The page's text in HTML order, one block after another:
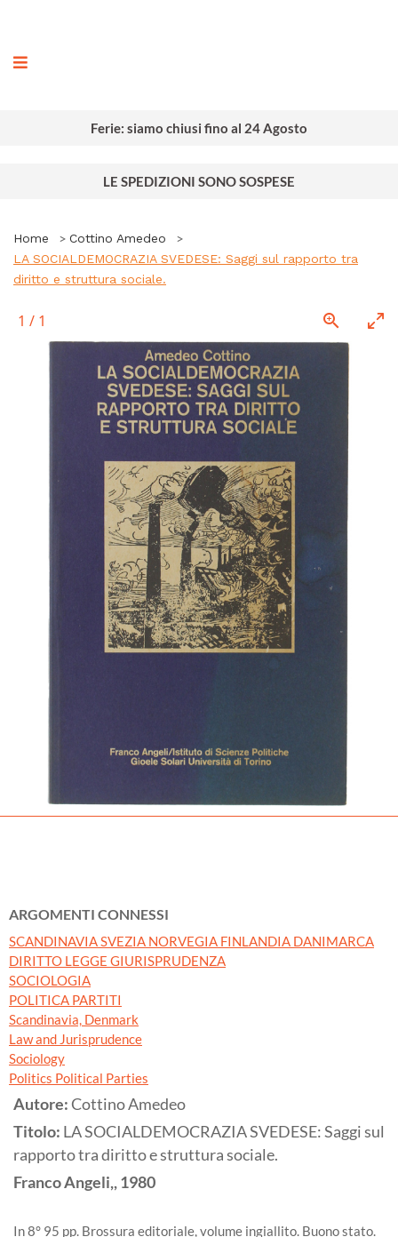
Ferie: siamo chiusi fino al 24 Agosto
LE SPEDIZIONI SONO SOSPESE
Home
Cottino Amedeo
LA SOCIALDEMOCRAZIA SVEDESE: Saggi sul rapporto tra
diritto e struttura sociale.
1 / 1
ARGOMENTI CONNESSI
SCANDINAVIA SVEZIA NORVEGIA FINLANDIA DANIMARCA
DIRITTO LEGGE GIURISPRUDENZA
SOCIOLOGIA
POLITICA PARTITI
Scandinavia, Denmark
Law and Jurisprudence
Sociology
Politics Political Parties
Autore:Cottino Amedeo
Titolo: LA SOCIALDEMOCRAZIA SVEDESE: Saggi sul
rapporto tra diritto e struttura sociale.
Franco Angeli,,1980
In 8° 95 pp. Brossura editoriale, volume ingiallito. Buono stato.